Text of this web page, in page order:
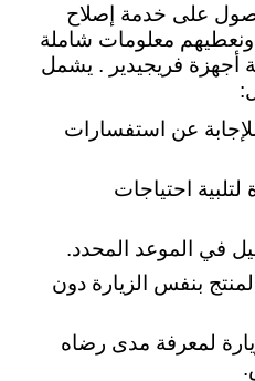
على خدمة إصلاح
ونعطيهم معلومات شاملة
فريجيدير . يشمل
عن استفسارات
احتياجات
في الموعد المحدد.
بنفس الزيارة دون
لمعرفة مدى رضاه